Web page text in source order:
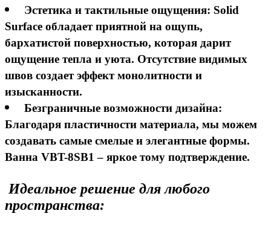
Эстетика и тактильные ощущения: Solid
Surface обладает приятной на ощупь,
бархатистой поверхностью, которая дарит
ощущение тепла и уюта. Отсутствие видимых
швов создает эффект монолитности и
изысканности.
Безграничные возможности дизайна:
Благодаря пластичности материала, мы можем
создавать самые смелые и элегантные формы.
Ванна VBT-8SB1 – яркое тому подтверждение.
Идеальное решение для любого
пространства: